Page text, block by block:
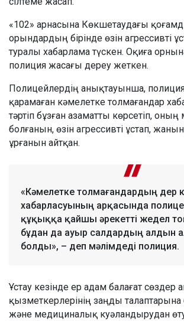
«102» арнасына Көкшетаудағы
орындардың бірінде өзін агрессивті
туралы хабарлама түскен. Оқиға
полиция жасағы дереу жеткен.
Полицейлердің анықтауынша,
қарамаған кәмелетке толмағандар
тәртіп бұзған азаматты көрсетіп,
болғанын, өзін агрессивті ұстап,
ұрғанын айтқан.
«Кәмелетке толмағандардың дер
хабарласуының арқасында
құқыққа қайшы әрекетті жедел
бұдан да ауыр салдардың алдын
болды», – деп мәлімдеді полиция.
Ұстау кезінде ер адам балағат сөздер
қызметкерлерінің заңды талаптарына
және медициналық куәландырудан